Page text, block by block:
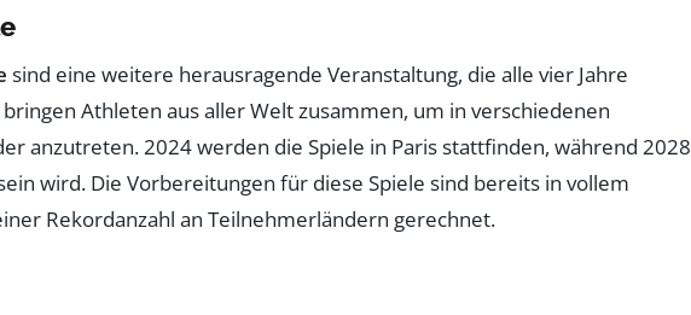
sind eine weitere herausragende Veranstaltung, die alle vier Jahre
Athleten aus aller Welt zusammen, um in verschiedenen
anzutreten. 2024 werden die Spiele in Paris stattfinden, während 2028
wird. Die Vorbereitungen für diese Spiele sind bereits in vollem
Rekordanzahl an Teilnehmerländern gerechnet.